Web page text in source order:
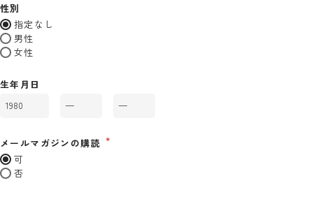
性別
指定なし
男性
女性
生年月日
メールマガジンの購読
可
否